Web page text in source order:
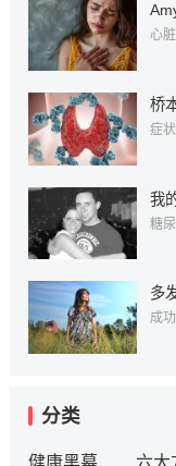
心
桥
症
我
糖
多
成
分类
健康黑幕 六大